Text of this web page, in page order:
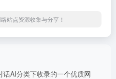
站点资源收集与分享！
话AI分类下收录的一个优质网